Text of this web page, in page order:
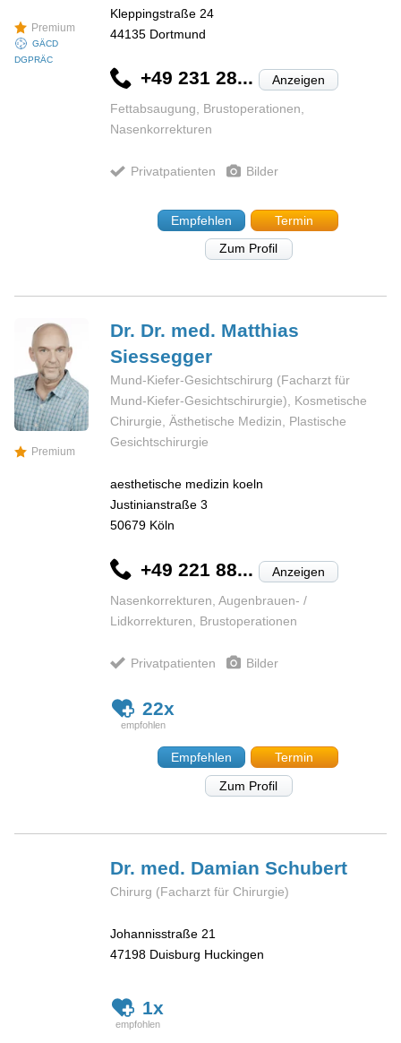
Premium
GÄCD
DGPRÄC
Kleppingstraße 24
44135 Dortmund
+49 231 28... Anzeigen
Fettabsaugung, Brustoperationen,
Nasenkorrekturen
Privatpatienten Bilder
Empfehlen
Termin
Zum Profil
Premium
Dr. Dr. med. Matthias
Siessegger
Mund-Kiefer-Gesichtschirurg (Facharzt für
Mund-Kiefer-Gesichtschirurgie), Kosmetische
Chirurgie, Ästhetische Medizin, Plastische
Gesichtschirurgie
aesthetische medizin koeln
Justinianstraße 3
50679 Köln
+49 221 88... Anzeigen
Nasenkorrekturen, Augenbrauen- /
Lidkorrekturen, Brustoperationen
Privatpatienten Bilder
22x
Empfehlen
Termin
Zum Profil
Dr. med. DamianSchubert
Chirurg (Facharzt für Chirurgie)
Johannisstraße 21
47198 Duisburg Huckingen
1x